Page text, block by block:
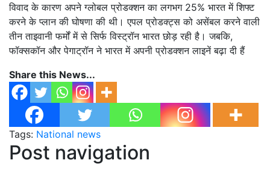
विवाद के कारण अपने ग्लोबल प्रोडक्शन का लगभग 25% भारत में शिफ्ट
करने के प्लान की घोषणा की थी। एपल प्रोडक्ट्स को असेंबल करने वाली
तीन ताइवानी फर्मों में से सिर्फ विस्ट्रॉन भारत छोड़ रही है। जबकि,
फॉक्सकॉन और पेगाट्रॉन ने भारत में अपनी प्रोडक्शन लाइनें बढ़ा दी हैं
Share this News...
Tags: National news
Post navigation